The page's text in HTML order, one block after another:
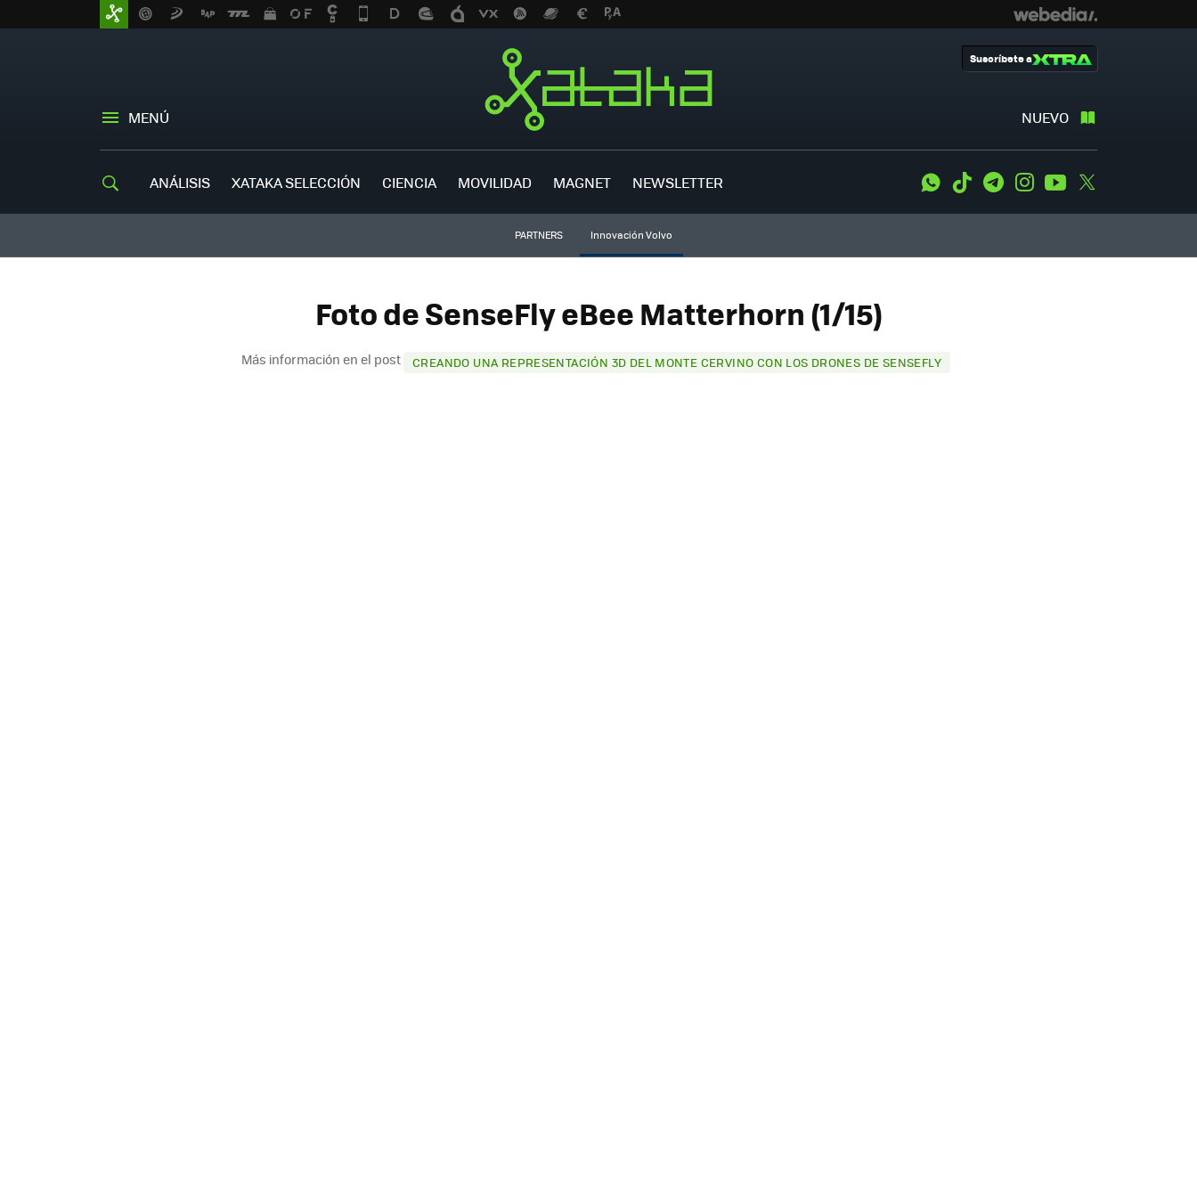
MENÚ NUEVO
Suscríbete a
ANÁLISIS XATAKA SELECCIÓN CIENCIA MOVILIDAD MAGNET NEWSLETTER WhatsApp
Tiktok TelegramInstagramYoutube
PARTNERS Innovación Volvo
Foto de SenseFly eBee Matterhorn (1/15)
Más información en el post CREANDO UNA REPRESENTACIÓN 3D DEL MONTE CERVINO CON LOS DRONES DE SENSEFLY